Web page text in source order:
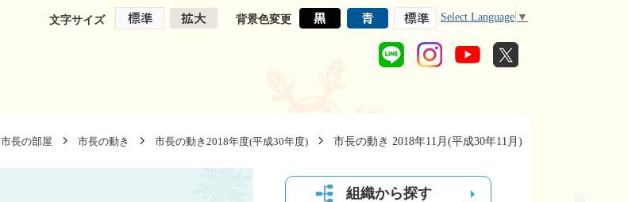
文字サイズ 背景色変更 Select Language ▼
市長の部屋 市長の動き 市長の動き2018年度(平成30年度) 市長の動き 2018年11月(平成30年11月)
組織から探す